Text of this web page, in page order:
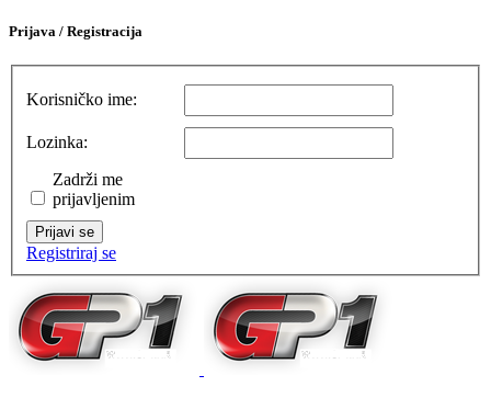
Prijava / Registracija
Korisničko ime:
Lozinka:
Zadrži me
prijavljenim
Prijavi se
Registriraj se